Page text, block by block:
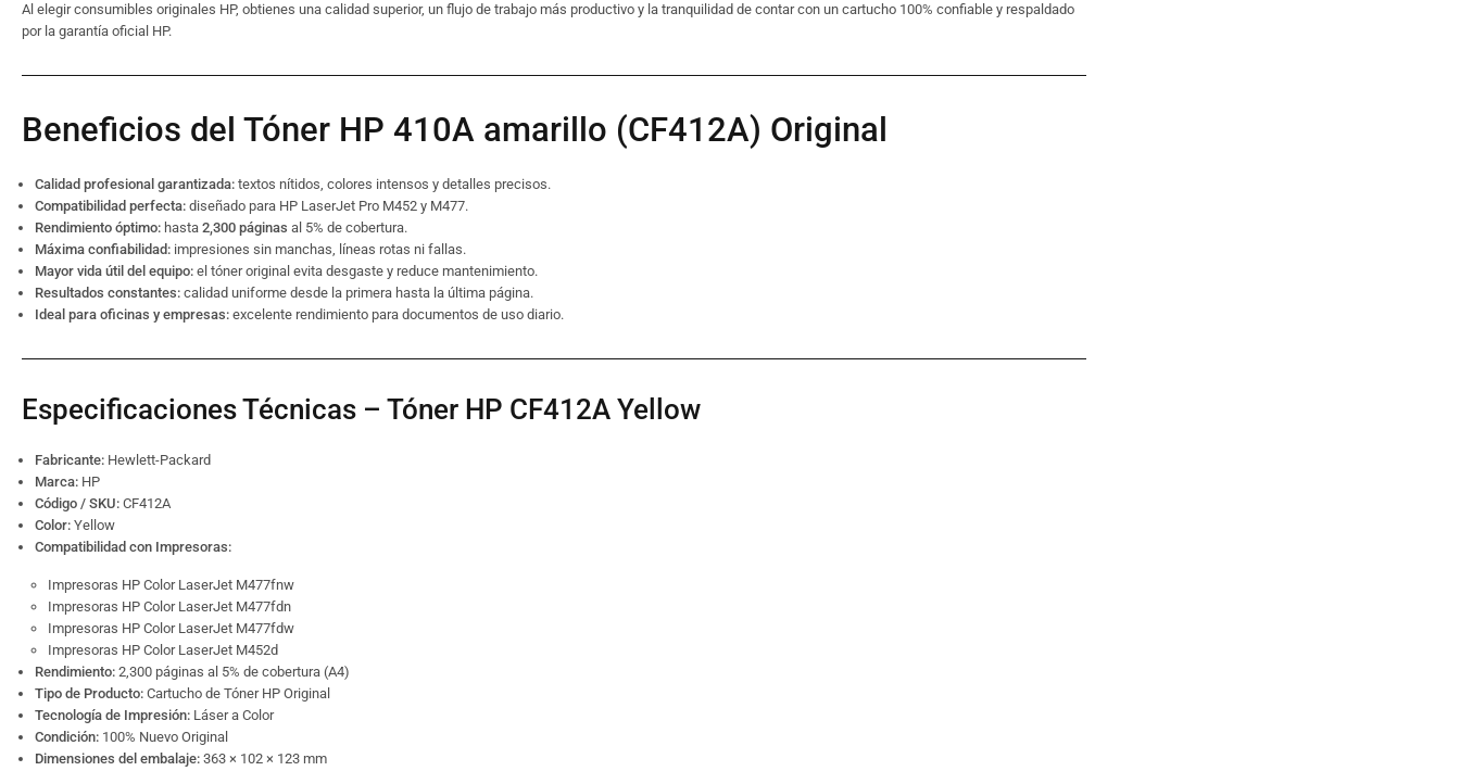
Al elegir consumibles originales HP, obtienes una calidad superior, un flujo de trabajo más productivo y la tranquilidad de contar con un cartucho 100% confiable y respaldado
por la garantía oficial HP.
Beneficios del Tóner HP 410A amarillo (CF412A) Original
Calidad profesional garantizada: textos nítidos, colores intensos y detalles precisos.
Compatibilidad perfecta: diseñado para HP LaserJet Pro M452 y M477.
Rendimiento óptimo: hasta 2,300 páginas al 5% de cobertura.
Máxima confiabilidad: impresiones sin manchas, líneas rotas ni fallas.
Mayor vida útil del equipo: el tóner original evita desgaste y reduce mantenimiento.
Resultados constantes: calidad uniforme desde la primera hasta la última página.
Ideal para oficinas y empresas: excelente rendimiento para documentos de uso diario.
Especificaciones Técnicas – Tóner HP CF412A Yellow
Fabricante: Hewlett-Packard
Marca: HP
Código / SKU: CF412A
Color: Yellow
Compatibilidad con Impresoras:
Impresoras HP Color LaserJet M477fnw
Impresoras HP Color LaserJet M477fdn
Impresoras HP Color LaserJet M477fdw
Impresoras HP Color LaserJet M452d
Rendimiento: 2,300 páginas al 5% de cobertura (A4)
Tipo de Producto: Cartucho de Tóner HP Original
Tecnología de Impresión: Láser a Color
Condición: 100% Nuevo Original
Dimensiones del embalaje: 363 × 102 × 123 mm